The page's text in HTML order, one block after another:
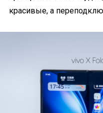
красивые, а